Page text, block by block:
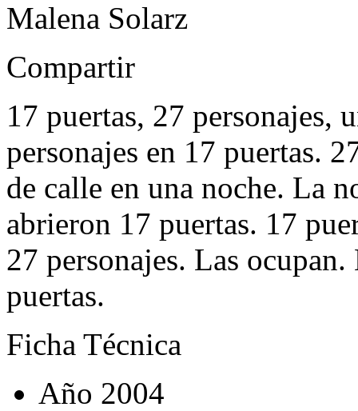
Malena Solarz
Compartir
17 puertas, 27 personajes,
personajes en 17 puertas.
de calle en una noche. La
abrieron 17 puertas. 17
27 personajes. Las
puertas.
Ficha Técnica
Año 2004